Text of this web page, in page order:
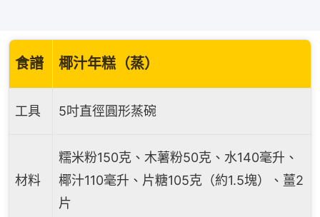
食譜 椰汁年糕（蒸）
工具 5吋直徑圓形蒸碗
材料
糯米粉150克、木薯粉50克、水140毫升、
椰汁110毫升、片糖105克（約1.5塊）、薑2
片